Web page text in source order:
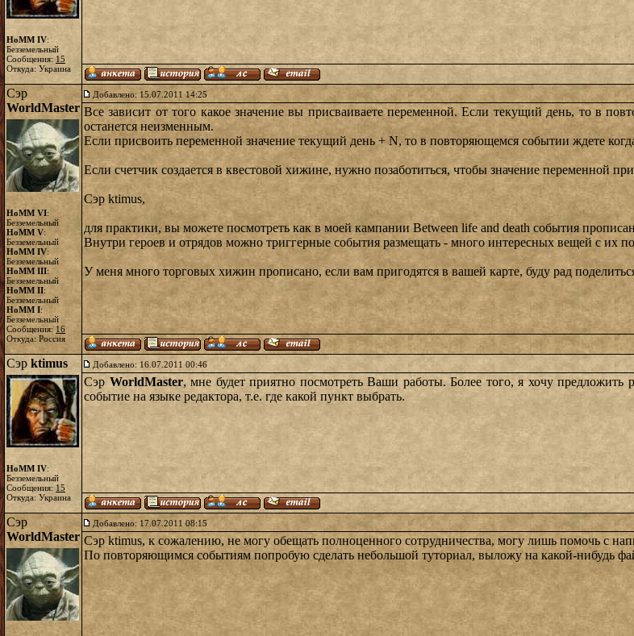
HoMM IV:
Безземельный
Сообщения:15
Откуда: Украина
Сэр
WorldMaster
HoMM VI:
Безземельный
HoMM V:
Безземельный
HoMM IV:
Безземельный
HoMM III:
Безземельный
HoMM II:
Безземельный
HoMM I:
Безземельный
Сообщения: 16
Откуда: Россия
Добавлено: 15.07.2011 14:25
Все зависит от того какое значение вы присваиваете переменной. Если текущий день, то в
останется неизменным.
Если присвоить переменной значение текущий день + N, то в повторяющемся событии ждете
Если счетчик создается в квестовой хижине, нужно позаботиться, чтобы значение переменной
Сэр ktimus,
для практики, вы можете посмотреть как в моей кампании Between life and death события
Внутри героев и отрядов можно триггерные события размещать - много интересных вещей с их
У меня много торговых хижин прописано, если вам пригодятся в вашей карте, буду рад
Сэр ktimus
HoMM IV:
Безземельный
Сообщения:15
Откуда: Украина
Добавлено: 16.07.2011 00:46
Сэр WorldMaster, мне будет приятно посмотреть Ваши работы. Более того, я хочу
событие на языке редактора, т.е. где какой пункт выбрать.
Сэр
WorldMaster
Добавлено: 17.07.2011 08:15
Сэр ktimus, к сожалению, не могу обещать полноценного сотрудничества, могу лишь помочь с
По повторяющимся событиям попробую сделать небольшой туториал, выложу на какой-нибудь